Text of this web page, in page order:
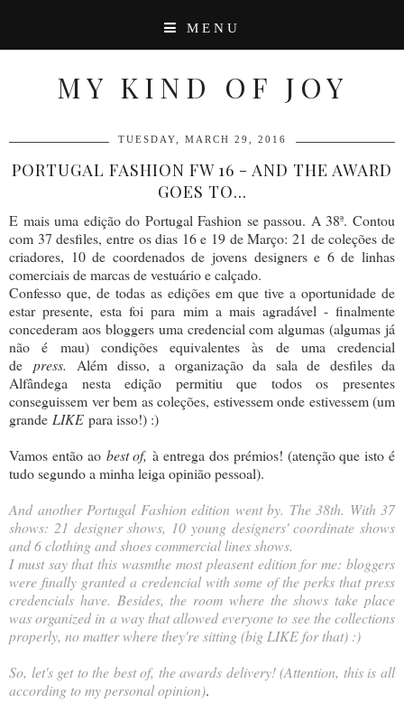
MENU
MY KIND OF JOY
TUESDAY, MARCH 29, 2016
PORTUGAL FASHION FW 16 - AND THE AWARD
GOES TO...
E mais uma edição do Portugal Fashion se passou. A 38ª. Contou
com 37 desfiles, entre os dias 16 e 19 de Março: 21 de coleções de
criadores, 10 de coordenados de jovens designers e 6 de linhas
comerciais de marcas de vestuário e calçado.
Confesso que, de todas as edições em que tive a oportunidade de
estar presente, esta foi para mim a mais agradável - finalmente
concederam aos bloggers uma credencial com algumas (algumas já
não é mau) condições equivalentes às de uma credencial
de press. Além disso, a organização da sala de desfiles da
Alfândega nesta edição permitiu que todos os presentes
conseguissem ver bem as coleções, estivessem onde estivessem (um
grande LIKE para isso!) :)
Vamos então ao best of,à entrega dos prémios! (atenção que isto é
tudo segundo a minha leiga opinião pessoal).
And another Portugal Fashion edition went by. The 38th. With 37
shows: 21 designer shows, 10 young designers' coordinate shows
and 6 clothing and shoes commercial lines shows.
I must say that this wasmthe most pleasent edition for me: bloggers
were finally granted a credencial with some of the perks that press
credencials have. Besides, the room where the shows take place
was organized in a way that allowed everyone to see the collections
properly, no matter where they're sitting (big LIKE for that) :)
So, let's get to the best of, the awards delivery! (Attention, this is all
according to my personal opinion).